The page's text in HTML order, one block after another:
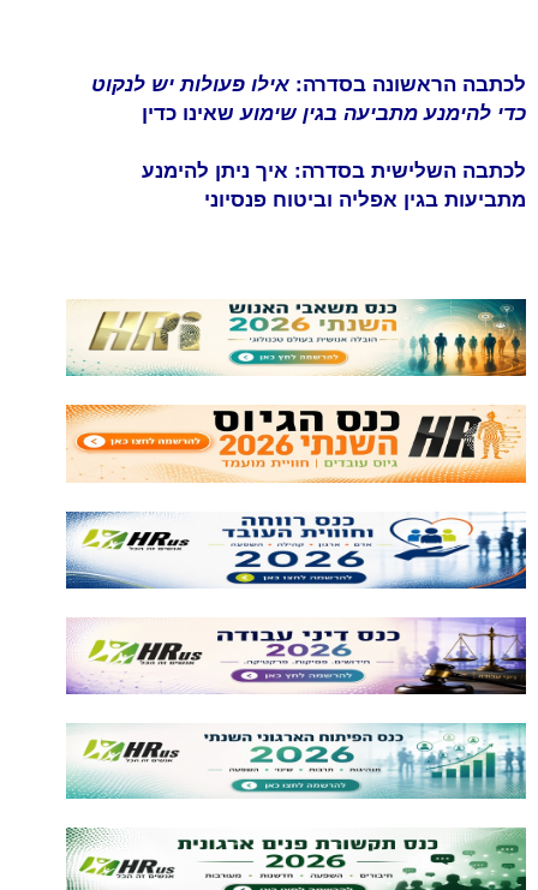
לכתבה הראשונה בסדרה: אילו פעולות יש לנקוט
כדי להימנע מתביעה בגין שימועשאינו כדין
לכתבה השלישית בסדרה: איך ניתן להימנע
מתביעות בגין אפליה וביטוח פנסיוני